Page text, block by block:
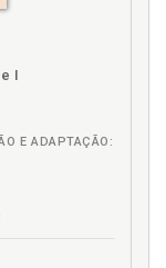
I
E ADAPTAÇÃO: